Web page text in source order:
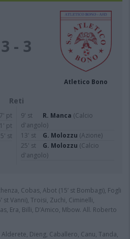
3 - 3
Atletico Bono
Reti
7' pt
pt
5' st
9' st R. Manca (Calcio
d'angolo)
13' st
G. Molozzu (Azione)
25' st
G. Molozzu (Calcio
d'angolo)
Cobas, Abot (15’ st Bombagi), Fogli
st Vanni), Troisi, Zuchi, Ciminelli,
Era, Billi, D’Amico, Mbow. All. Roberto
Alderete, Dieng, Caballero, Canu, Tanda,